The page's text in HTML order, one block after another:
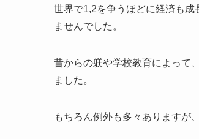
世界で1,2を争うほどに経済も
ませんでした。
昔からの躾や学校教育によって
ました。
もちろん例外も多々ありますが